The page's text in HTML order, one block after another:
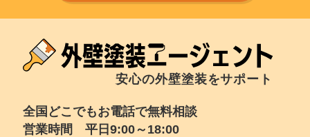
安心の外壁塗装をサポート
全国どこでもお電話で無料相談
営業時間 平日9:00～18:00